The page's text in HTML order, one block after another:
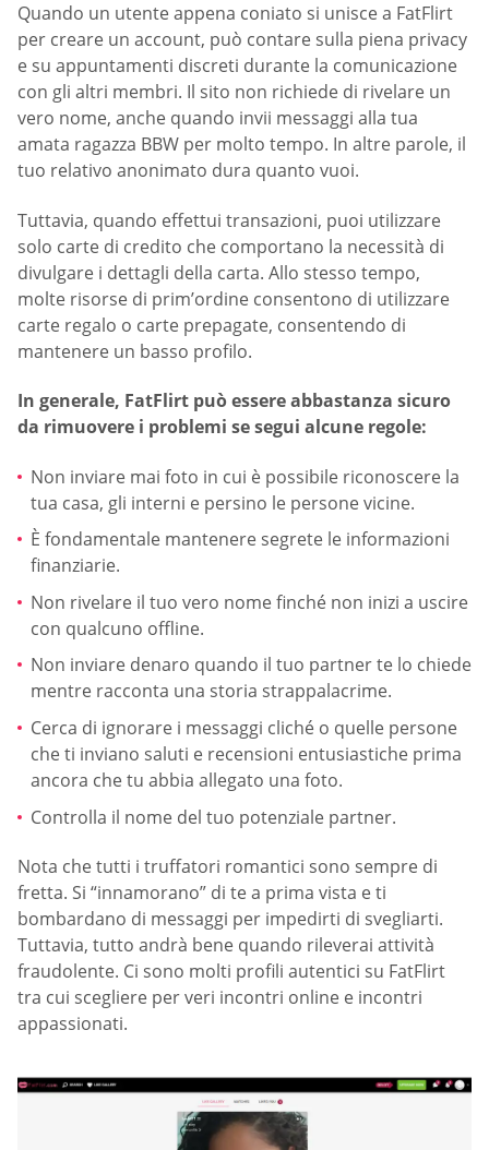
Quando un utente appena coniato si unisce a FatFlirt
per creare un account, può contare sulla piena privacy
e su appuntamenti discreti durante la comunicazione
con gli altri membri. Il sito non richiede di rivelare un
vero nome, anche quando invii messaggi alla tua
amata ragazza BBW per molto tempo. In altre parole, il
tuo relativo anonimato dura quanto vuoi.
Tuttavia, quando effettui transazioni, puoi utilizzare
solo carte di credito che comportano la necessità di
divulgare i dettagli della carta. Allo stesso tempo,
molte risorse di prim’ordine consentono di utilizzare
carte regalo o carte prepagate, consentendo di
mantenere un basso profilo.
In generale, FatFlirt può essere abbastanza sicuro
da rimuovere i problemi se segui alcune regole:
Non inviare mai foto in cui è possibile riconoscere la
tua casa, gli interni e persino le persone vicine.
È fondamentale mantenere segrete le informazioni
finanziarie.
Non rivelare il tuo vero nome finché non inizi a uscire
con qualcuno offline.
Non inviare denaro quando il tuo partner te lo chiede
mentre racconta una storia strappalacrime.
Cerca di ignorare i messaggi cliché o quelle persone
che ti inviano saluti e recensioni entusiastiche prima
ancora che tu abbia allegato una foto.
Controlla il nome del tuo potenziale partner.
Nota che tutti i truffatori romantici sono sempre di
fretta. Si “innamorano” di te a prima vista e ti
bombardano di messaggi per impedirti di svegliarti.
Tuttavia, tutto andrà bene quando rileverai attività
fraudolente. Ci sono molti profili autentici su FatFlirt
tra cui scegliere per veri incontri online e incontri
appassionati.